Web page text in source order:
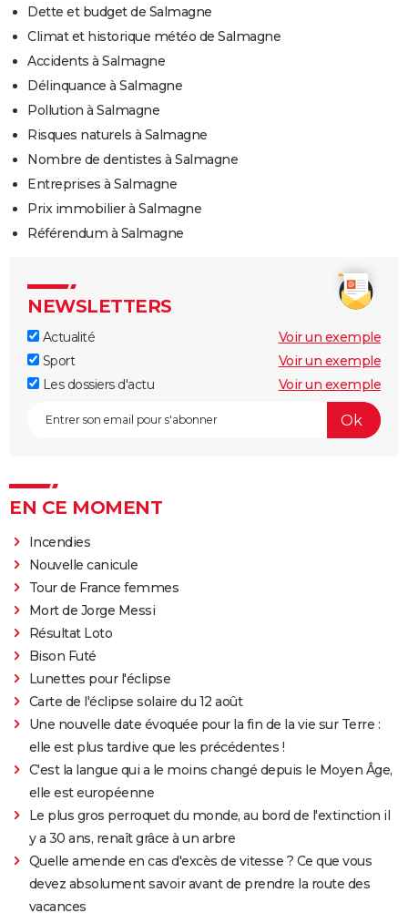
Dette et budget de Salmagne
Climat et historique météo de Salmagne
Accidents à Salmagne
Délinquance à Salmagne
Pollution à Salmagne
Risques naturels à Salmagne
Nombre de dentistes à Salmagne
Entreprises à Salmagne
Prix immobilier à Salmagne
Référendum à Salmagne
NEWSLETTERS
Actualité
Voir un exemple
Sport
Voir un exemple
Les dossiers d'actu
Voir un exemple
EN CE MOMENT
Incendies
Nouvelle canicule
Tour de France femmes
Mort de Jorge Messi
Résultat Loto
Bison Futé
Lunettes pour l'éclipse
Carte de l'éclipse solaire du 12 août
Une nouvelle date évoquée pour la fin de la vie sur Terre :
elle est plus tardive que les précédentes !
C'est la langue qui a le moins changé depuis le Moyen Âge,
elle est européenne
Le plus gros perroquet du monde, au bord de l'extinction il
y a 30 ans, renaît grâce à un arbre
Quelle amende en cas d'excès de vitesse ? Ce que vous
devez absolument savoir avant de prendre la route des
vacances